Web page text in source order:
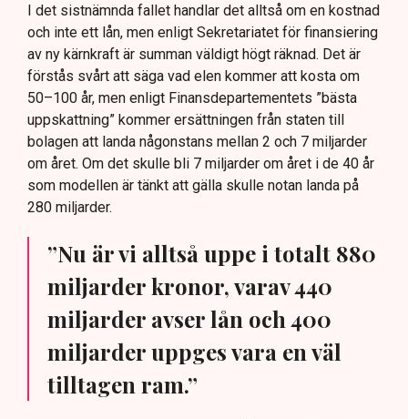
I det sistnämnda fallet handlar det alltså om en kostnad
och inte ett lån, men enligt Sekretariatet för finansiering
av ny kärnkraft är summan väldigt högt räknad. Det är
förstås svårt att säga vad elen kommer att kosta om
50–100 år, men enligt Finansdepartementets ”bästa
uppskattning” kommer ersättningen från staten till
bolagen att landa någonstans mellan 2 och 7 miljarder
om året. Om det skulle bli 7 miljarder om året i de 40 år
som modellen är tänkt att gälla skulle notan landa på
280 miljarder.
”Nu är vi alltså uppe i totalt 880
miljarder kronor, varav 440
miljarder avser lån och 400
miljarder uppges vara en väl
tilltagen ram.”